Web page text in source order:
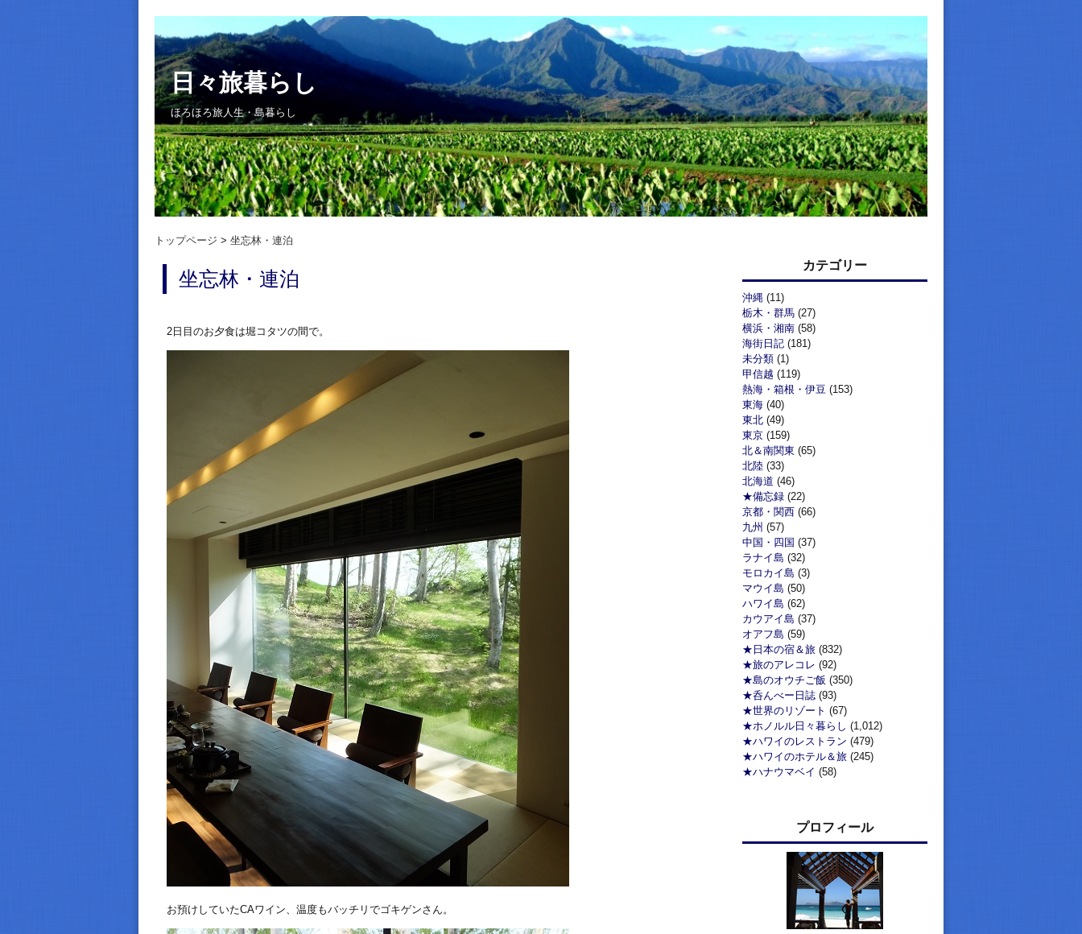
日々旅暮らし
ほろほろ旅人生・島暮らし
トップページ 坐忘林・連泊
坐忘林・連泊
2日目のお夕食は堀コタツの間で。
お預けしていたCAワイン、温度もバッチリでゴキゲンさん。
カテゴリー
沖縄 (11)
栃木・群馬 (27)
横浜・湘南 (58)
海街日記 (181)
未分類 (1)
甲信越 (119)
熱海・箱根・伊豆 (153)
東海 (40)
東北 (49)
東京 (159)
北＆南関東 (65)
北陸 (33)
北海道 (46)
★備忘録 (22)
京都・関西 (66)
九州 (57)
中国・四国 (37)
ラナイ島 (32)
モロカイ島 (3)
マウイ島 (50)
ハワイ島 (62)
カウアイ島 (37)
オアフ島 (59)
★日本の宿＆旅 (832)
★旅のアレコレ (92)
★島のオウチご飯 (350)
★呑んべー日誌 (93)
★世界のリゾート (67)
★ホノルル日々暮らし (1,012)
★ハワイのレストラン (479)
★ハワイのホテル＆旅 (245)
★ハナウマベイ (58)
プロフィール